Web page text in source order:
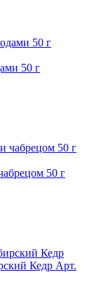
50 г
50 г
Кедр Арт.